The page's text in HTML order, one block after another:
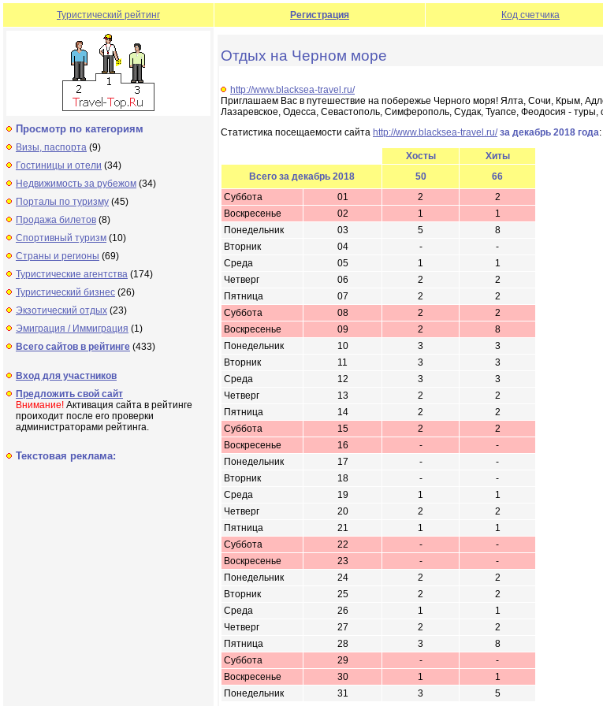
Туристический рейтинг Регистрация Код счетчика
Просмотр по категориям
Визы, паспорта (9)
Гостиницы и отели (34)
Недвижимость за рубежом (34)
Порталы по туризму (45)
Продажа билетов (8)
Спортивный туризм (10)
Страны и регионы (69)
Туристические агентства (174)
Туристический бизнес (26)
Экзотический отдых (23)
Эмиграция / Иммиграция (1)
Всего сайтов в рейтинге (433)
Вход для участников
Предложить свой сайт
Внимание! Активация сайта в рейтинге
проиходит после его проверки
администраторами рейтинга.
Текстовая реклама:
Отдых на Черном море
http://www.blacksea-travel.ru/
Приглашаем Вас в путешествие на побережье Черного моря! Ялта, Сочи, Крым,
Лазаревское, Одесса, Севастополь, Симферополь, Судак, Туапсе, Феодосия -
Статистика посещаемости сайта http://www.blacksea-travel.ru/ за декабрь 2018 года:
Хосты
Хиты
Всего за декабрь 2018
50
66
Суббота
01 2
2
Воскресенье
02 1
1
Понедельник
03 5
8
Вторник
04 -
-
Среда
05 1
1
Четверг
06 2
2
Пятница
07 2
2
Суббота
08 2
2
Воскресенье
09 2
8
Понедельник
10 3
3
Вторник
11 3
3
Среда
12 3
3
Четверг
13 2
2
Пятница
14 2
2
Суббота
15 2
2
Воскресенье
16 -
-
Понедельник
17 -
-
Вторник
18 -
-
Среда
19 1
1
Четверг
20 2
2
Пятница
21 1
1
Суббота
22 -
-
Воскресенье
23 -
-
Понедельник
24 2
2
Вторник
25 2
2
Среда
26 1
1
Четверг
27 2
2
Пятница
28 3
8
Суббота
29 -
-
Воскресенье
30 1
1
Понедельник
31 3 5